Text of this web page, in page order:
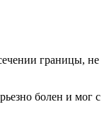
границы, не
болен и мог с